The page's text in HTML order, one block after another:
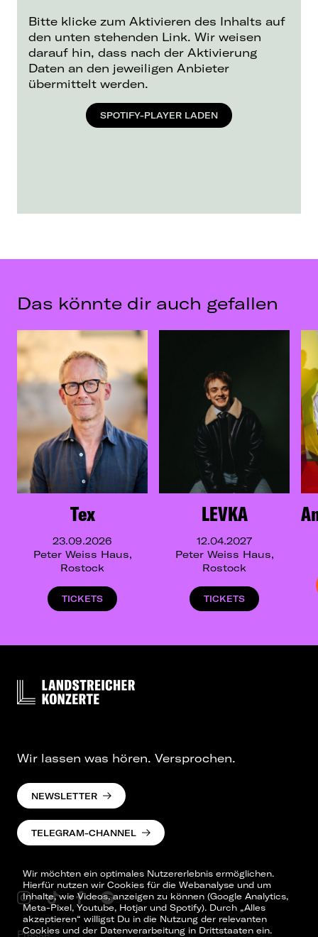
Bitte klicke zum Aktivieren des Inhalts auf
den unten stehenden Link. Wir weisen
darauf hin, dass nach der Aktivierung
Daten an den jeweiligen Anbieter
übermittelt werden.
SPOTIFY-PLAYER LADEN
Das könnte dir auch gefallen
Tex
23.09.2026
Peter Weiss Haus,
Rostock
TICKETS
LEVKA
12.04.2027
Peter Weiss Haus,
Rostock
TICKETS
Wir möchten ein optimales Nutzererlebnis ermöglichen.
Hierfür nutzen wir Cookies für die Webanalyse und um
Inhalte, wie Videos, anzeigen zu können (Google Analytics,
Meta-Pixel, Youtube, Hotjar und Spotify). Durch „Alles
akzeptieren“ willigst Du in die Nutzung der relevanten
Cookies und der Datenverarbeitung in Drittstaaten ein.
Wir lassen was hören. Versprochen.
NEWSLETTER
TELEGRAM-CHANNEL
Presse